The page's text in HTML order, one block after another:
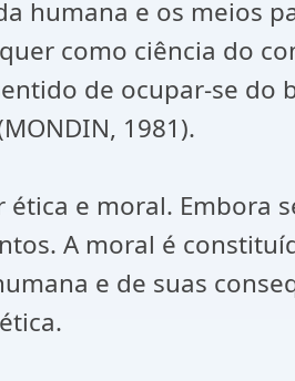
humana e os meios
como ciência do
de ocupar-se do
1981).
e moral. Embora
A moral é
e de suas